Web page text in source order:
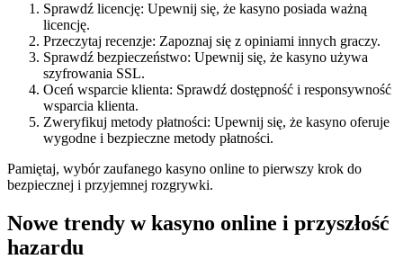
Sprawdź licencję: Upewnij się, że kasyno posiada ważną
licencję.
Przeczytaj recenzje: Zapoznaj się z opiniami innych graczy.
Sprawdź bezpieczeństwo: Upewnij się, że kasyno używa
szyfrowania SSL.
Oceń wsparcie klienta: Sprawdź dostępność i responsywność
wsparcia klienta.
Zweryfikuj metody płatności: Upewnij się, że kasyno oferuje
wygodne i bezpieczne metody płatności.
Pamiętaj, wybór zaufanego kasyno online to pierwszy krok do
bezpiecznej i przyjemnej rozgrywki.
Nowe trendy w kasyno online i przyszłość
hazardu